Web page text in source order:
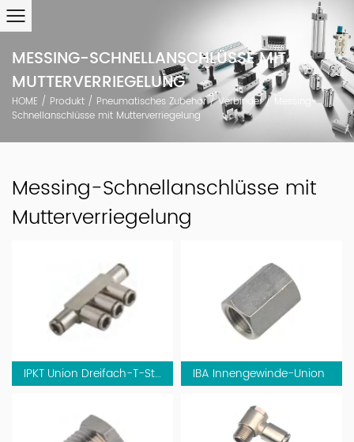
MESSING-SCHNELLANSCHLÜSSE MIT
MUTTERVERRIEGELUNG
HOME / Produkt / Pneumatisches Zubehör/Verbinder/ Messing-
Schnellanschlüsse mit Mutterverriegelung
Messing-Schnellanschlüsse mit
Mutterverriegelung
IPKT Union Dreifach-T-Stück IBA Innengewinde-Union